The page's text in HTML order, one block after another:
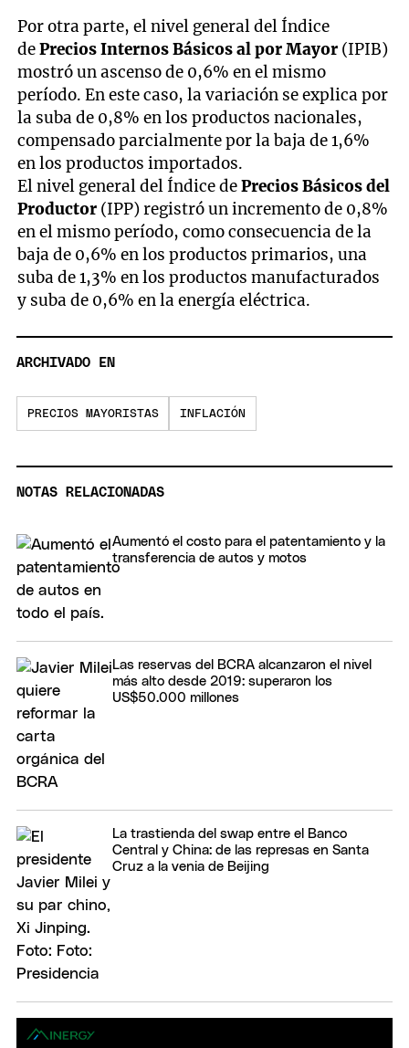
Por otra parte, el nivel general del Índice
dePrecios Internos Básicos al por Mayor (IPIB)
mostró un ascenso de 0,6% en el mismo
período. En este caso, la variación se explica por
la suba de 0,8% en los productos nacionales,
compensado parcialmente por la baja de 1,6%
en los productos importados.
El nivel general del Índice dePrecios Básicos del
Productor (IPP) registró un incremento de 0,8%
en el mismo período, como consecuencia de la
baja de 0,6% en los productos primarios, una
suba de 1,3% en los productos manufacturados
y suba de 0,6% en la energía eléctrica.
ARCHIVADO EN
PRECIOS MAYORISTAS INFLACIÓN
NOTAS RELACIONADAS
Aumentó el costo para el patentamiento y la
transferencia de autos y motos
Las reservas del BCRA alcanzaron el nivel
más alto desde 2019: superaron los
US$50.000 millones
La trastienda del swap entre el Banco
Central y China: de las represas en Santa
Cruz a la venia de Beijing